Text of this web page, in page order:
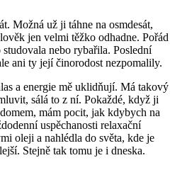
Možná už ji táhne na osmdesát,
jen velmi těžko odhadne. Pořád
nebo rybařila. Poslední
ani ty její činorodost nezpomalily.
a energie mě uklidňují. Má takový
sálá to z ní. Pokaždé, když ji
mám pocit, jak kdybych na
uspěchanosti relaxační
oleji a nahlédla do světa, kde je
Stejně tak tomu je i dneska.